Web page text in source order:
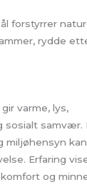
forstyrrer
rydde
varme, lys,
sosialt samvær.
miljøhensyn
Erfaring
og